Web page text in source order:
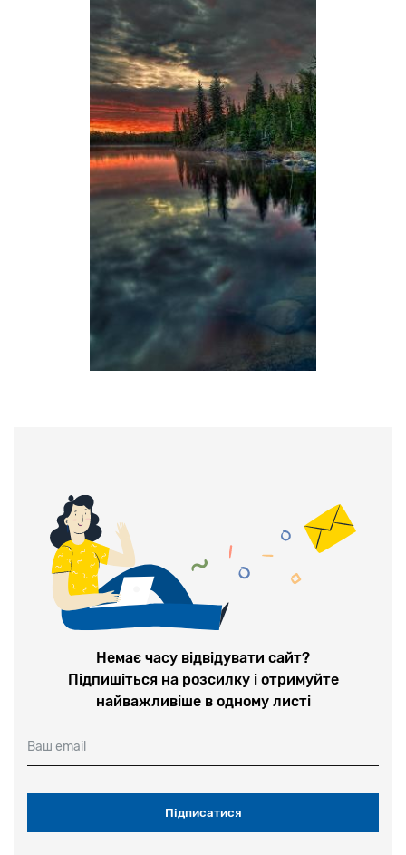
Немає часу відвідувати сайт?
Підпишіться на розсилку і отримуйте
найважливіше в одному листі
Ваш email